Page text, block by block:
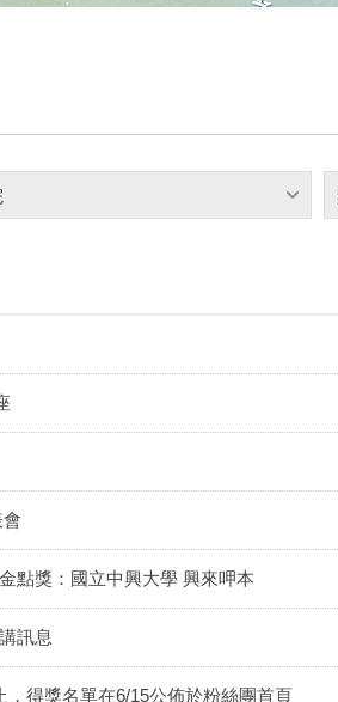
點獎：國立中興大學 興來呷本
訊息
得獎名單在6/15公佈於粉絲團首頁